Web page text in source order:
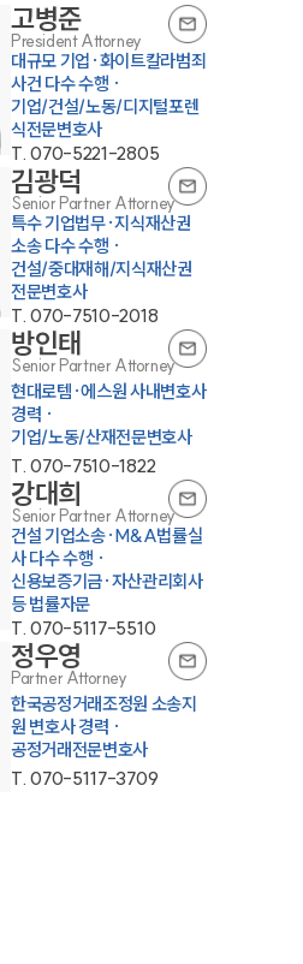
고병준
President Attorney
대규모 기업·화이트칼라범죄
사건 다수 수행 ·
기업/건설/노동/디지털포렌
식전문변호사
T.070-5221-2805
김광덕
Senior Partner Attorney
특수 기업법무·지식재산권
소송 다수 수행 ·
건설/중대재해/지식재산권
전문변호사
T.070-7510-2018
방인태
Senior Partner Attorney
현대로템·에스원 사내변호사
경력 ·
기업/노동/산재전문변호사
T.070-7510-1822
강대희
Senior Partner Attorney
건설 기업소송·M&A법률실
사 다수 수행 ·
신용보증기금·자산관리회사
등 법률자문
T.070-5117-5510
정우영
Partner Attorney
한국공정거래조정원 소송지
원 변호사 경력 ·
공정거래전문변호사
T.070-5117-3709